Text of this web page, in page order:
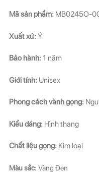
Mã sản phẩm: MB0245O-
Xuất xứ:Ý
Bảo hành:1 năm
Giới tính: Unisex
Phong cách vành gọng:
Kiểu dáng: Hình thang
Chất liệu gọng: Kim loại
Màu sắc: Vàng Đen